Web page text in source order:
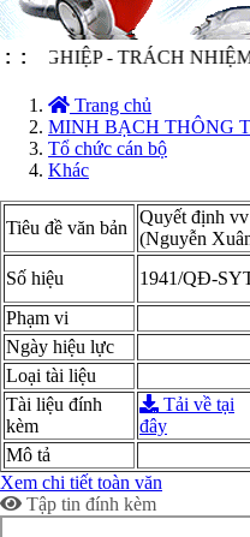
: : - TRÁCH NHIỆM -
Trang chủ
MINH BẠCH THÔNG
Tổ chức cán bộ
Khác
Tiêu đề văn bản
Quyết định
(Nguyễn
Số hiệu
1941/QĐ-
Phạm vi
Ngày hiệu lực
Loại tài liệu
Tài liệu đính
kèm
Tải về tại
đây
Mô tả
Xem chi tiết toàn văn
Tập tin đính kèm